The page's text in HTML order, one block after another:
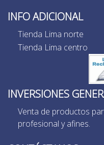
INFO ADICIONAL
Tienda Lima norte
Tienda Lima centro
INVERSIONES
Venta de productos
profesional y afines.